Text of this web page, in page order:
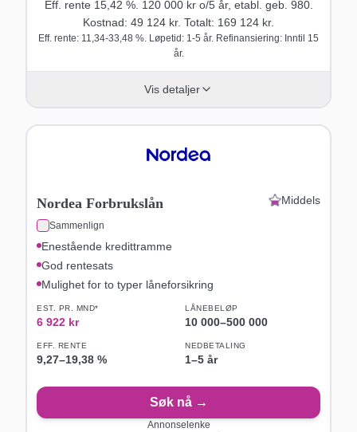
Eff. rente 15,42 %. 120 000kr o/5år, etabl. geb. 980.
Kostnad: 49 124 kr. Totalt: 169 124 kr.
Eff. rente: 11,34-33,48 %. Løpetid: 1-5 år. Refinansiering: Inntil 15
år.
Vis detaljer
Nordea Forbrukslån
Sammenlign
Middels
Enestående kredittramme
God rentesats
Mulighet for to typer låneforsikring
EST. PR. MND*
6 922 kr
LÅNEBELØP
10 000–500 000
EFF. RENTE
9,27–19,38 %
NEDBETALING
1–5 år
Søk nå →
Annonselenke